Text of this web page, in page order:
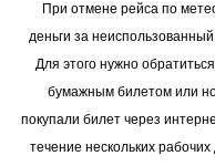
При отмене рейса по
деньги за
Для этого нужно
бумажным билетом или
покупали билет через
течение нескольких